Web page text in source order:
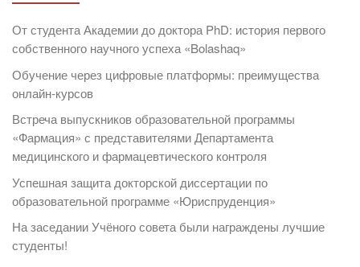
От студента Академии до доктора PhD: история первого
собственного научного успеха «Bolashaq»
Обучение через цифровые платформы: преимущества
онлайн-курсов
Встреча выпускников образовательной программы
«Фармация» с представителями Департамента
медицинского и фармацевтического контроля
Успешная защита докторской диссертации по
образовательной программе «Юриспруденция»
На заседании Учёного совета были награждены лучшие
студенты!